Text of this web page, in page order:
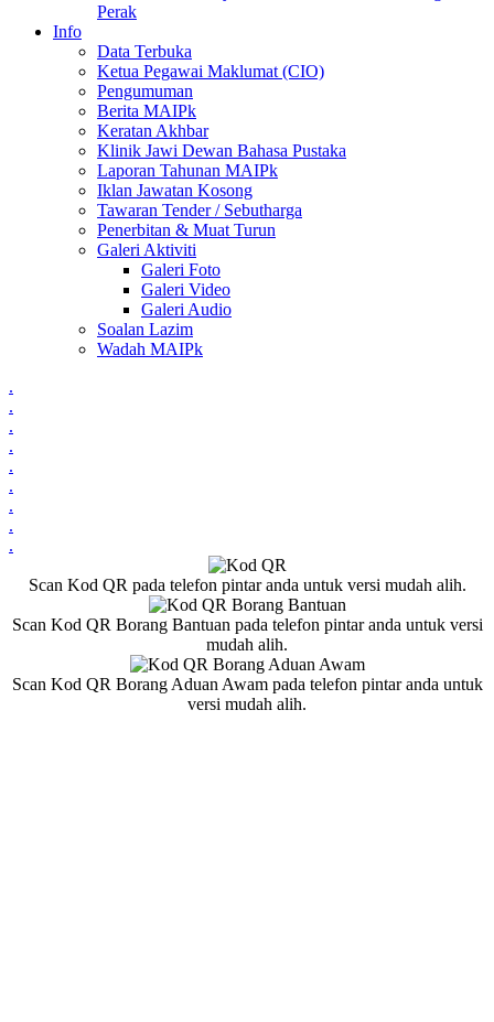
Perak
Info
Data Terbuka
Ketua Pegawai Maklumat (CIO)
Pengumuman
Berita MAIPk
Keratan Akhbar
Klinik Jawi Dewan Bahasa Pustaka
Laporan Tahunan MAIPk
Iklan Jawatan Kosong
Tawaran Tender / Sebutharga
Penerbitan & Muat Turun
Galeri Aktiviti
Galeri Foto
Galeri Video
Galeri Audio
Soalan Lazim
Wadah MAIPk
.
.
.
.
.
.
.
.
.
Scan Kod QR pada telefon pintar anda untuk versi mudah alih.
Scan Kod QR Borang Bantuan pada telefon pintar anda untuk versi
mudah alih.
Scan Kod QR Borang Aduan Awam pada telefon pintar anda untuk
versi mudah alih.